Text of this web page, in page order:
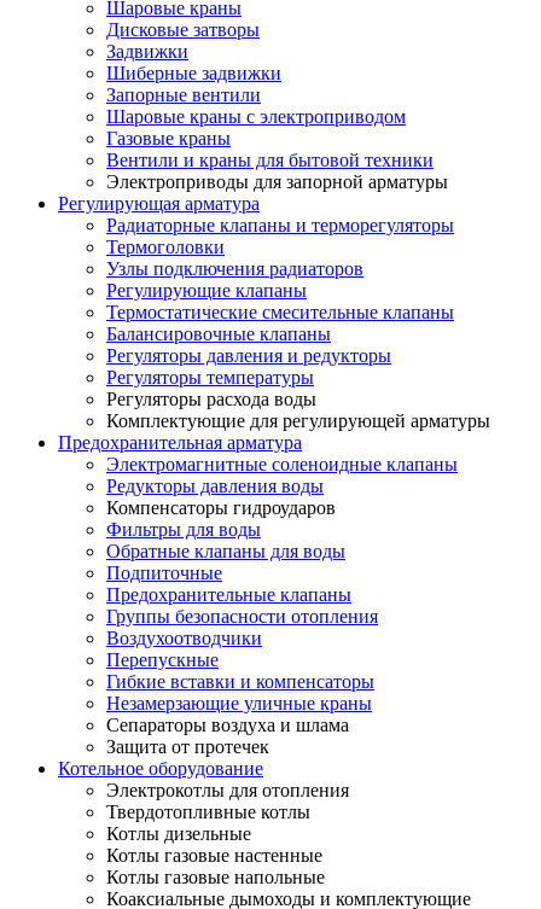
Шаровые краны
Дисковые затворы
Задвижки
Шиберные задвижки
Запорные вентили
Шаровые краны с электроприводом
Газовые краны
Вентили и краны для бытовой техники
Электроприводы для запорной арматуры
Регулирующая арматура
Радиаторные клапаны и терморегуляторы
Термоголовки
Узлы подключения радиаторов
Регулирующие клапаны
Термостатические смесительные клапаны
Балансировочные клапаны
Регуляторы давления и редукторы
Регуляторы температуры
Регуляторы расхода воды
Комплектующие для регулирующей арматуры
Предохранительная арматура
Электромагнитные соленоидные клапаны
Редукторы давления воды
Компенсаторы гидроударов
Фильтры для воды
Обратные клапаны для воды
Подпиточные
Предохранительные клапаны
Группы безопасности отопления
Воздухоотводчики
Перепускные
Гибкие вставки и компенсаторы
Незамерзающие уличные краны
Сепараторы воздуха и шлама
Защита от протечек
Котельное оборудование
Электрокотлы для отопления
Твердотопливные котлы
Котлы дизельные
Котлы газовые настенные
Котлы газовые напольные
Коаксиальные дымоходы и комплектующие